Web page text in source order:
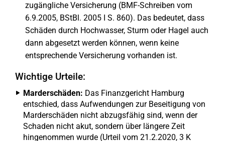
zugängliche Versicherung (BMF-Schreiben vom
6.9.2005, BStBl. 2005 I S. 860). Das bedeutet, dass
Schäden durch Hochwasser, Sturm oder Hagel auch
dann abgesetzt werden können, wenn keine
entsprechende Versicherung vorhanden ist.
Wichtige Urteile:
Marderschäden: Das Finanzgericht Hamburg
entschied, dass Aufwendungen zur Beseitigung von
Marderschäden nicht abzugsfähig sind, wenn der
Schaden nicht akut, sondern über längere Zeit
hingenommen wurde (Urteil vom 21.2.2020, 3 K